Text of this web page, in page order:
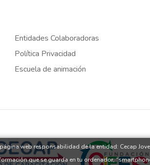
Entidades Colaboradoras
Política Privacidad
Escuela de animación
web responsabilidad de la entidad: Cecap
que se guarda en tu ordenador,